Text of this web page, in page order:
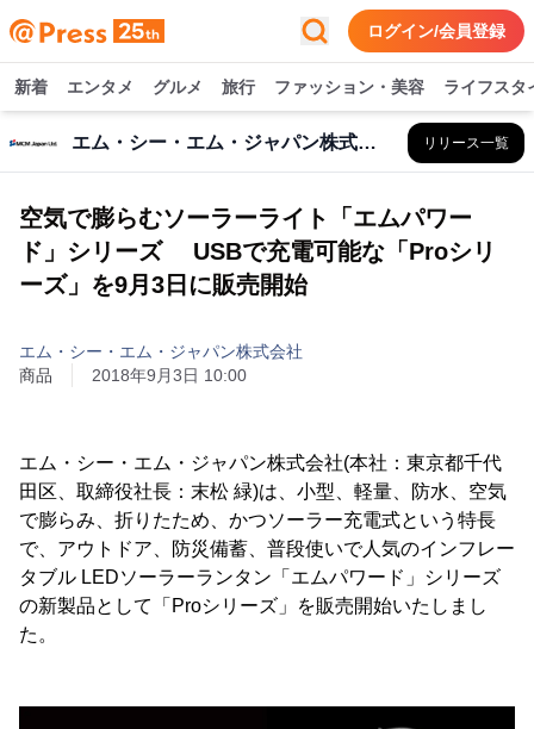
ログイン/会員登録
新着 エンタメ グルメ 旅行 ファッション・美容 ライフスタ
エム・シー・エム・ジャパン株式会社 リリース一覧
空気で膨らむソーラーライト「エムパワー
ド」シリーズ USBで充電可能な「Proシリ
ーズ」を9月3日に販売開始
エム・シー・エム・ジャパン株式会社
商品
2018年9月3日 10:00
エム・シー・エム・ジャパン株式会社(本社：東京都千代
田区、取締役社長：末松 緑)は、小型、軽量、防水、空気
で膨らみ、折りたため、かつソーラー充電式という特長
で、アウトドア、防災備蓄、普段使いで人気のインフレー
タブル LEDソーラーランタン「エムパワード」シリーズ
の新製品として「Proシリーズ」を販売開始いたしまし
た。